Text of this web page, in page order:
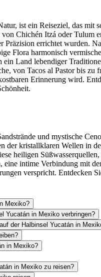
ist ein Reiseziel, das mit
Chichén Itzá oder Tulum
errichtet wurden.
Flora harmonisch
Land lebendiger
von Tacos al Pastor bis
Erinnerung wird.
und mystische
der kristallklaren Wellen in
heiligen
intime Verbindung mit
verspricht.
Mexiko?
Yucatán in Mexiko verbringen?
der Halbinsel Yucatán in
in Mexiko?
in Mexiko zu reisen?